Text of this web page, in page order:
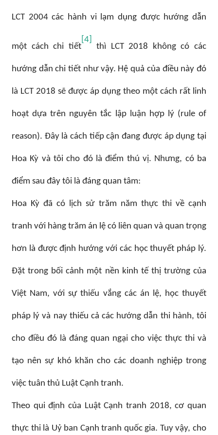
LCT 2004 các hành vi lạm dụng được hướng dẫn
một cách chi tiết
[4]
thì LCT 2018 không có các
hướng dẫn chi tiết như vậy. Hệ quả của điều này đó
là LCT 2018 sẽ được áp dụng theo một cách rất linh
hoạt dựa trên nguyên tắc lập luận hợp lý (rule of
reason). Đây là cách tiếp cận đang được áp dụng tại
Hoa Kỳ và tôi cho đó là điểm thú vị. Nhưng, có ba
điểm sau đây tôi là đáng quan tâm:
Hoa Kỳ đã có lịch sử trăm năm thực thi về cạnh
tranh với hàng trăm án lệ có liên quan và quan trọng
hơn là được định hướng với các học thuyết pháp lý.
Đặt trong bối cảnh một nền kinh tế thị trường của
Việt Nam, với sự thiếu vắng các án lệ, học thuyết
pháp lý và nay thiếu cả các hướng dẫn thi hành, tôi
cho điều đó là đáng quan ngại cho việc thực thi và
tạo nên sự khó khăn cho các doanh nghiệp trong
việc tuân thủ Luật Cạnh tranh.
Theo qui định của Luật Cạnh tranh 2018, cơ quan
thực thi là Uỷ ban Cạnh tranh quốc gia. Tuy vậy, cho